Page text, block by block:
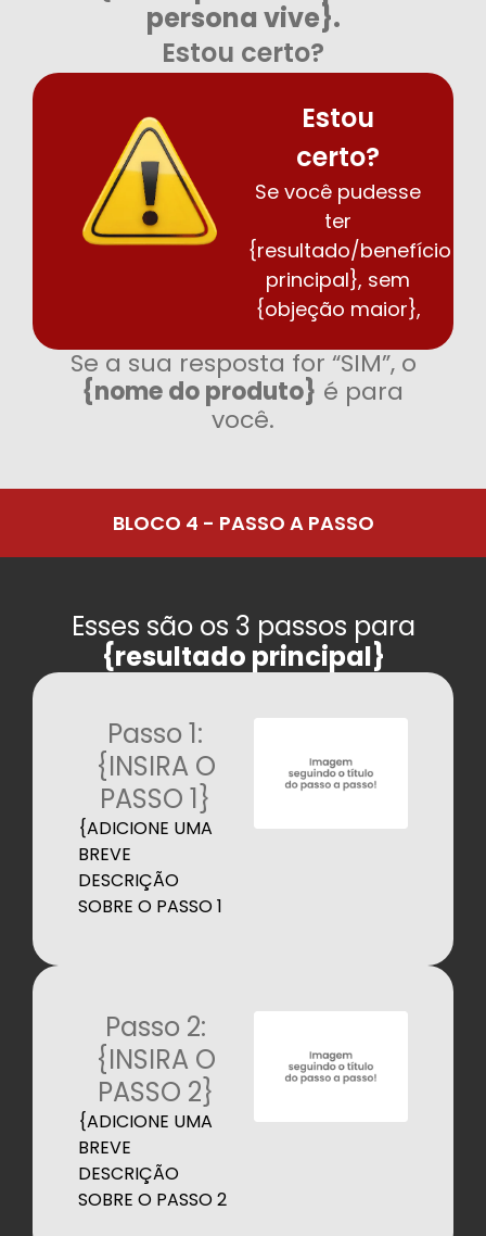
persona vive}.
Estou certo?
Estou
certo?
Se você pudesse
ter
{resultado/benefício
principal}, sem
{objeção maior},
Se a sua resposta for “SIM”, o
{nome do produto} é para
você.
BLOCO 4 - PASSO A PASSO
Esses são os 3 passos para
{resultado principal}
Passo 1:
{INSIRA O
PASSO 1}
{ADICIONE UMA
BREVE
DESCRIÇÃO
SOBRE O PASSO 1
Passo 2:
{INSIRA O
PASSO 2}
{ADICIONE UMA
BREVE
DESCRIÇÃO
SOBRE O PASSO 2